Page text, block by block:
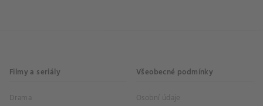
Filmy a seriály
Drama
Všeobecné podmínky
Osobní údaje